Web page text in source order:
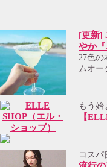
[更新]
やか『
27色の
ムオー
もう始
【
コスパ